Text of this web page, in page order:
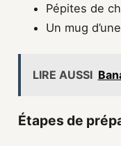
Pépites de
Un mug
LIRE AUSSI
Étapes de